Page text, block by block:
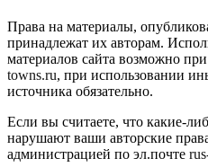
Права на материалы,
принадлежат их авторам.
материалов сайта возможно
towns.ru, при использовании
источника обязательно.
Если вы считаете, что какие-
нарушают ваши авторские
администрацией по эл.почте